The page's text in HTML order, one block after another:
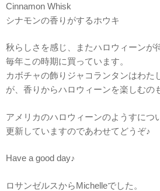
Cinnamon Whisk
シナモンの香りがするホウキ
秋らしさを感じ、またハロウィーンが
毎年この時期に買っています。
カボチャの飾りジャコランタンはわた
が、香りからハロウィーンを楽しむの
アメリカのハロウィーンのようすにつ
更新していますのであわせてどうぞ♪
Have a good day♪
ロサンゼルスからMichelleでした。